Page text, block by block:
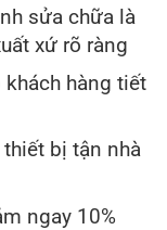
sửa chữa là
xứ rõ ràng
hàng tiết
bị tận nhà
ngay 10%